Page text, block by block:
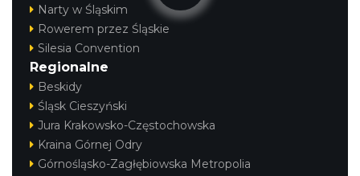
Narty w Śląskim
Rowerem przez Śląskie
Silesia Convention
Regionalne
Beskidy
Śląsk Cieszyński
Jura Krakowsko-Częstochowska
Kraina Górnej Odry
Górnośląsko-Zagłębiowska Metropolia